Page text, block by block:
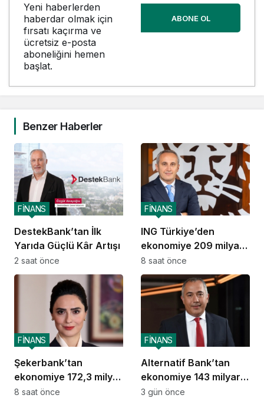
Yeni haberlerden
haberdar olmak için
fırsatı kaçırma ve
ücretsiz e-posta
aboneliğini hemen
başlat.
ABONE OL
Benzer Haberler
DestekBank’tan İlk
Yarıda Güçlü Kâr Artışı
FİNANS
2 saat önce
ING Türkiye’den
ekonomiye 209 milyar
TL destek
FİNANS
8 saat önce
Şekerbank’tan
ekonomiye 172,3 milyar
TL destek
FİNANS
8 saat önce
Alternatif Bank’tan
ekonomiye 143 milyar
TL destek
FİNANS
3 gün önce